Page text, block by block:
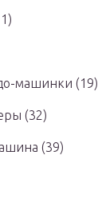
машинки (19)
(32)
(39)